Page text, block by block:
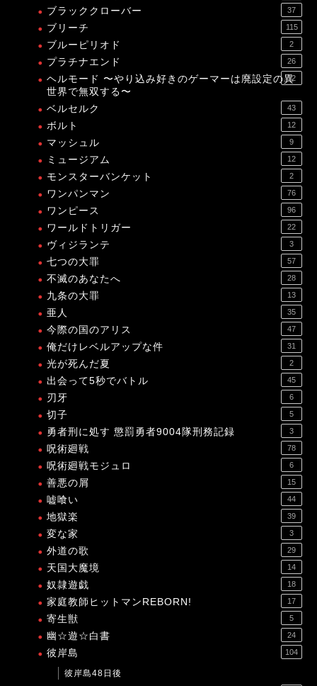
ブラッククローバー 37
ブリーチ 115
ブルーピリオド 2
プラチナエンド 26
ヘルモード 〜やり込み好きのゲーマーは廃設定の異
世界で無双する〜
12
ベルセルク 43
ボルト 12
マッシュル 9
ミュージアム 12
モンスターバンケット 2
ワンパンマン 76
ワンピース 96
ワールドトリガー 22
ヴィジランテ 3
七つの大罪 57
不滅のあなたへ 28
九条の大罪 13
亜人 35
今際の国のアリス 47
俺だけレベルアップな件 31
光が死んだ夏 2
出会って5秒でバトル 45
刃牙 6
切子 5
勇者刑に処す 懲罰勇者9004隊刑務記録 3
呪術廻戦 78
呪術廻戦モジュロ 6
善悪の屑 15
嘘喰い 44
地獄楽 39
変な家 3
外道の歌 29
天国大魔境 14
奴隷遊戯 18
家庭教師ヒットマンREBORN! 17
寄生獣 5
幽☆遊☆白書 24
彼岸島 104
彼岸島48日後